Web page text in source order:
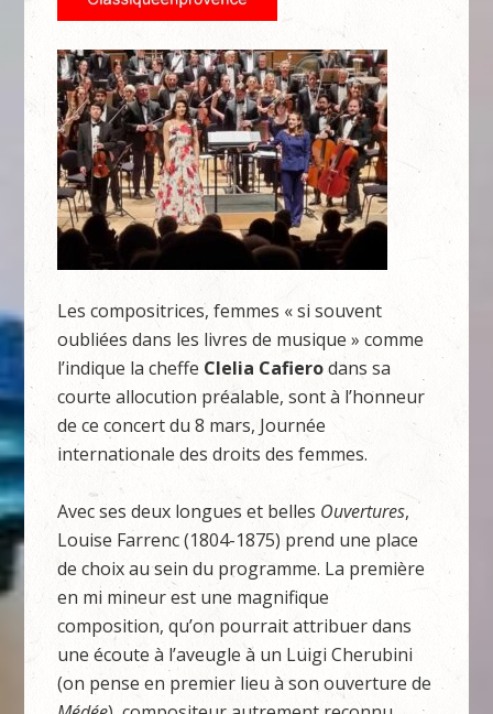
Les compositrices, femmes « si souvent
oubliées dans les livres de musique » comme
l’indique la cheffe Clelia Cafierodans sa
courte allocution préalable, sont à l’honneur
de ce concert du 8 mars, Journée
internationale des droits des femmes.
Avec ses deux longues et belles Ouvertures,
Louise Farrenc (1804-1875) prend une place
de choix au sein du programme. La première
en mi mineur est une magnifique
composition, qu’on pourrait attribuer dans
une écoute à l’aveugle à un Luigi Cherubini
(on pense en premier lieu à son ouverture de